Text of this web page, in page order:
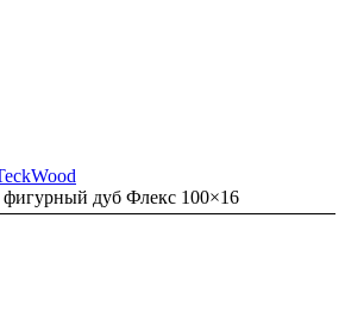
дуб Флекс 100×16